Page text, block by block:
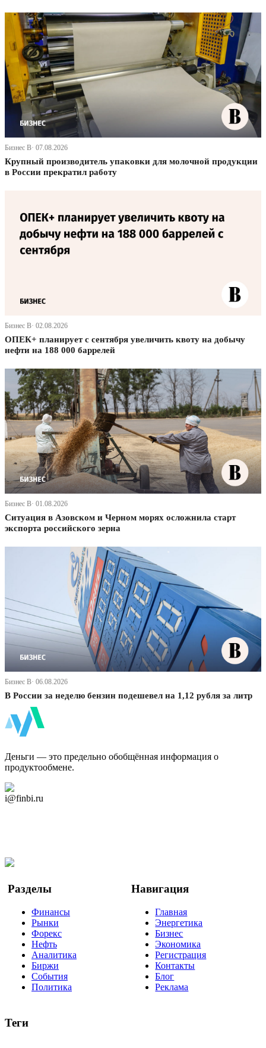
Бизнес В· 07.08.2026
Крупный производитель упаковки для молочной продукции
в России прекратил работу
Бизнес В· 02.08.2026
ОПЕК+ планирует с сентября увеличить квоту на добычу
нефти на 188 000 баррелей
Бизнес В· 01.08.2026
Ситуация в Азовском и Черном морях осложнила старт
экспорта российского зерна
Бизнес В· 06.08.2026
В России за неделю бензин подешевел на 1,12 рубля за литр
Деньги — это предельно обобщённая информация о
продуктообмене.
i@finbi.ru
Разделы
Финансы
Рынки
Форекс
Нефть
Аналитика
Биржи
События
Политика
Навигация
Главная
Энергетика
Бизнес
Экономика
Регистрация
Контакты
Блог
Реклама
Теги